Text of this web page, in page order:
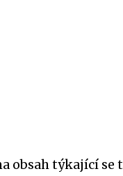
obsah týkající